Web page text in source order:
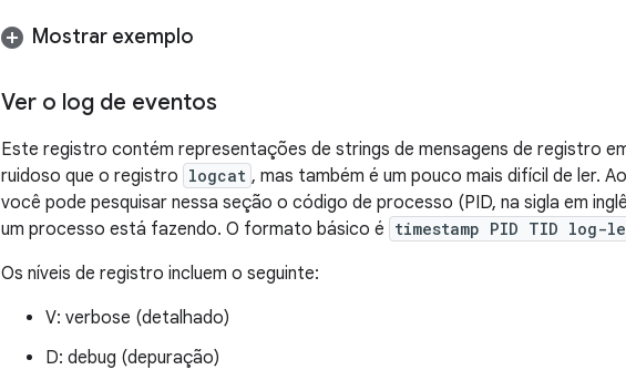
Mostrar exemplo
Ver o log de eventos
Este registro contém representações de strings de mensagens de registro
ruidoso que o registro logcat , mas também é um pouco mais difícil de ler.
você pode pesquisar nessa seção o código de processo (PID, na sigla em
um processo está fazendo. O formato básico é timestamp PID TID
Os níveis de registro incluem o seguinte:
V: verbose (detalhado)
D: debug (depuração)